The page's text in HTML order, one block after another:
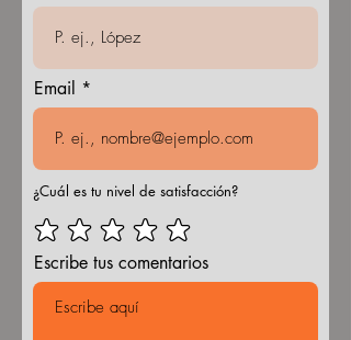
Email
¿Cuál es tu nivel de satisfacción?
Escribe tus comentarios